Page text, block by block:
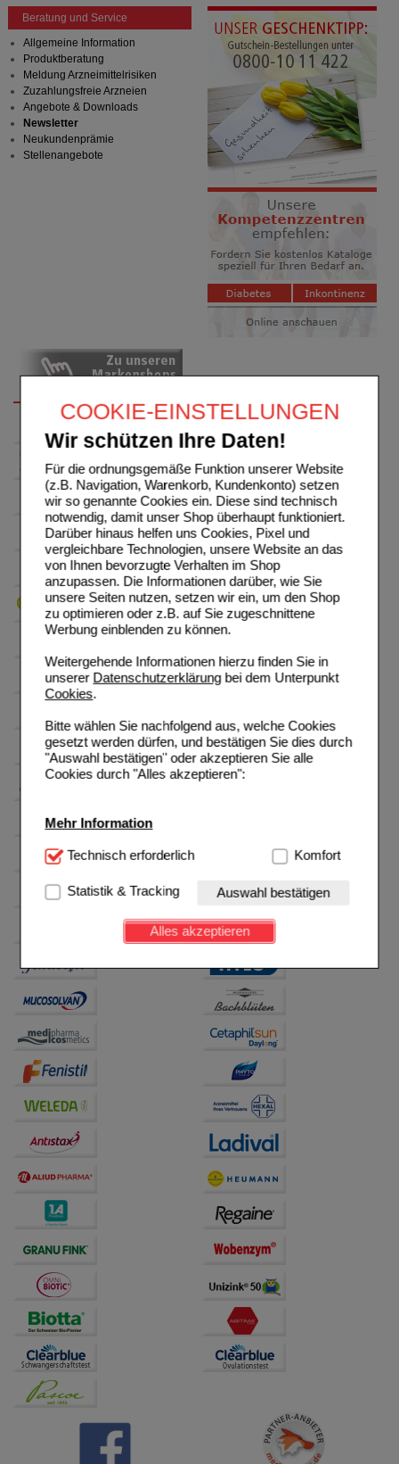
COOKIE-EINSTELLUNGEN
Wir schützen Ihre Daten!
Für die ordnungsgemäße Funktion unserer Website
(z.B. Navigation, Warenkorb, Kundenkonto) setzen
wir so genannte Cookies ein. Diese sind technisch
notwendig, damit unser Shop überhaupt funktioniert.
Darüber hinaus helfen uns Cookies, Pixel und
vergleichbare Technologien, unsere Website an das
von Ihnen bevorzugte Verhalten im Shop
anzupassen. Die Informationen darüber, wie Sie
unsere Seiten nutzen, setzen wir ein, um den Shop
zu optimieren oder z.B. auf Sie zugeschnittene
Werbung einblenden zu können.
Weitergehende Informationen hierzu finden Sie in
unserer Datenschutzerklärungbei dem Unterpunkt
Cookies.
Bitte wählen Sie nachfolgend aus, welche Cookies
gesetzt werden dürfen, und bestätigen Sie dies durch
"Auswahl bestätigen" oder akzeptieren Sie alle
Cookies durch "Alles akzeptieren":
Mehr Information
Technisch Notwendig:Hierbei handelt es sich um
Website notwendig sind (z.B. Navigation, Warenkorb,
Kundenkonto), weshalb auf diese nicht verzichtet
werden kann.
Einkaufserlebnis noch ansprechender zu gestalten,
Besuchers oder unsere Seite an bevorzugte
Verhaltensweisen (z.B. Spracheinstellung)
anzupassen. Komfort-Cookies ermöglichen es uns
auch auf Ihre Bedürfnisse zugeschrittene Inhalte
anzuzeigen und unser Partnerprogramm zu
betreiben.
Statistik & Tracking:
Hierüber lassen sich
Informationen über die Art und Weise der Nutzung
unserer Website sammeln, mit deren Hilfe wir unsere
auf unserer Website aber auch die Werbung auf
Drittseiten möglichst relevant für Sie zu gestalten.
Bitte beachten Sie, dass Daten hierfür teilweise an
Dritte wie z.B. Google oder soziale Medien
Technisch erforderlich Komfort
Statistik & Tracking Auswahl bestätigen
Alles akzeptieren
Beratung und Service
Allgemeine Information
Produktberatung
Meldung Arzneimittelrisiken
Zuzahlungsfreie Arzneien
Angebote & Downloads
Newsletter
Neukundenprämie
Stellenangebote